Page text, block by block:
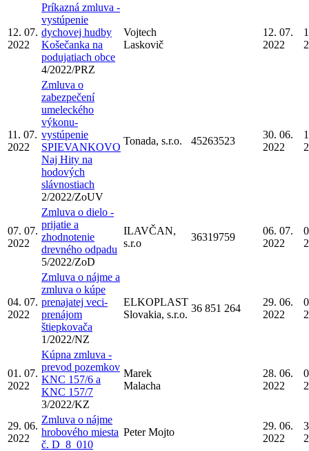
12. 07.
2022
Príkazná zmluva -
vystúpenie
dychovej hudby
Košečanka na
podujatiach obce
4/2022/PRZ
Vojtech
Laskovič
12. 07.
2022
11. 07.
2022
Zmluva o
zabezpečení
umeleckého
výkonu-
vystúpenie
SPIEVANKOVO
Naj Hity na
hodových
slávnostiach
2/2022/ZoUV
Tonada, s.r.o. 45263523
30. 06.
2022
07. 07.
2022
Zmluva o dielo -
prijatie a
zhodnotenie
drevného odpadu
5/2022/ZoD
ILAVČAN,
s.r.o
36319759
06. 07.
2022
04. 07.
2022
Zmluva o nájme a
zmluva o kúpe
prenajatej veci-
prenájom
štiepkovača
1/2022/NZ
ELKOPLAST
Slovakia, s.r.o.
36 851 264
29. 06.
2022
01. 07.
2022
Kúpna zmluva -
prevod pozemkov
KNC 157/6 a
KNC 157/7
3/2022/KZ
Marek
Malacha
28. 06.
2022
29. 06.
2022
Zmluva o nájme
hrobového miesta
č. D_8_010
Peter Mojto
29. 06.
2022